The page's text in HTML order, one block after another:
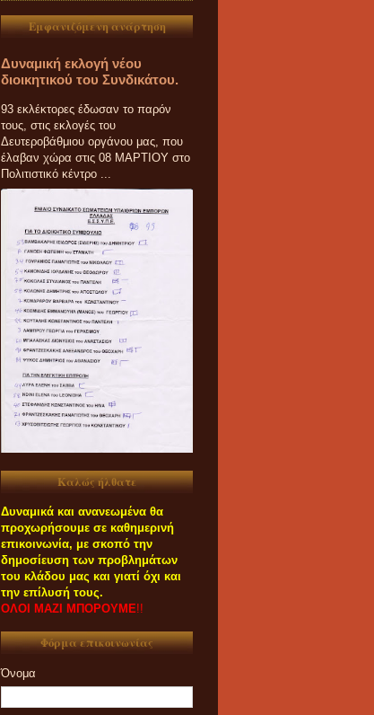
Εμφανιζόμενη ανάρτηση
Δυναμική εκλογή νέου
διοικητικού του Συνδικάτου.
93 εκλέκτορες έδωσαν το παρόν
τους, στις εκλογές του
Δευτεροβάθμιου οργάνου μας, που
έλαβαν χώρα στις 08 ΜΑΡΤΙΟΥ στο
Πολιτιστικό κέντρο ...
Καλώς ήλθατε
Δυναμικά και ανανεωμένα θα
προχωρήσουμε σε καθημερινή
επικοινωνία, με σκοπό την
δημοσίευση των προβλημάτων
του κλάδου μας και γιατί όχι και
την επίλυσή τους.
ΟΛΟΙ ΜΑΖΙ ΜΠΟΡΟΥΜΕ!!
Φόρμα επικοινωνίας
Όνομα